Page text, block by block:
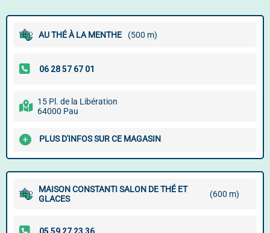
AU THÉ À LA MENTHE (500 m)
15 Pl. de la Libération
64000 Pau
PLUS D'INFOS SUR CE MAGASIN
MAISON CONSTANTI SALON DE THÉ ET
GLACES
(600 m)